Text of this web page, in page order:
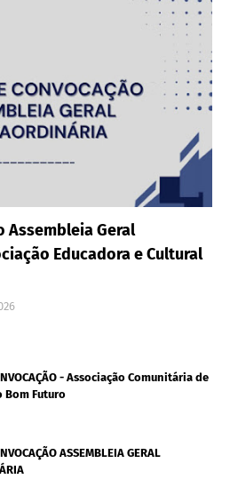
Assembleia Geral
Educadora e Cultural
- Associação Comunitária de
Bom Futuro
ASSEMBLEIA GERAL